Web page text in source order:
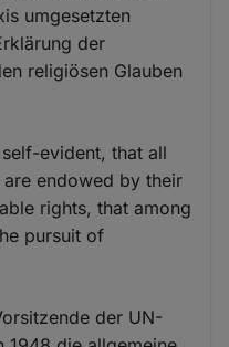
umgesetzten
der
religiösen Glauben
evident, that all
endowed by their
rights, that among
pursuit of
der UN-